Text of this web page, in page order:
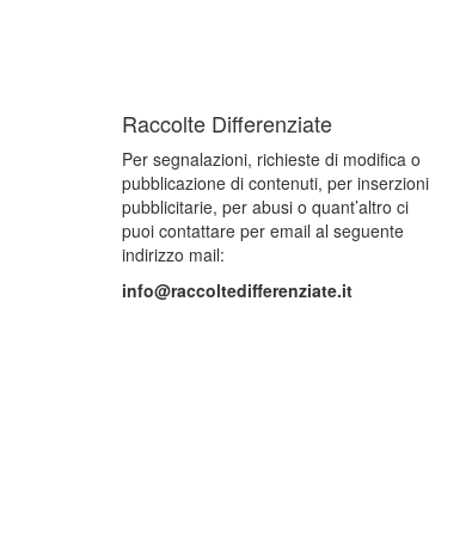
Raccolte Differenziate
Per segnalazioni, richieste di modifica o
pubblicazione di contenuti, per inserzioni
pubblicitarie, per abusi o quant’altro ci
puoi contattare per email al seguente
indirizzo mail:
info@raccoltedifferenziate.it